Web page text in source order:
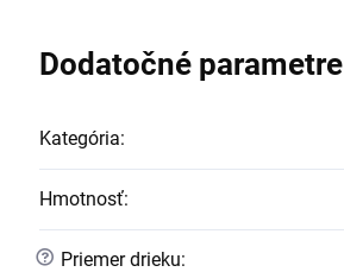
Dodatočné parametre
Kategória:
Hmotnosť:
? Priemer drieku: